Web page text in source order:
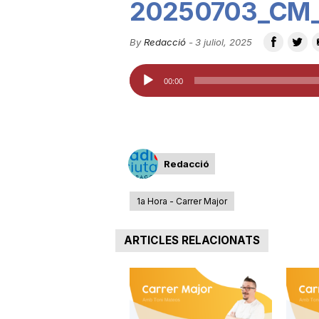
u
t
d
e
By Redacció- 3 juliol, 2025
Reproductor
d'àudio
00:00
Redacció
1a Hora - Carrer Major
ARTICLES RELACIONATS